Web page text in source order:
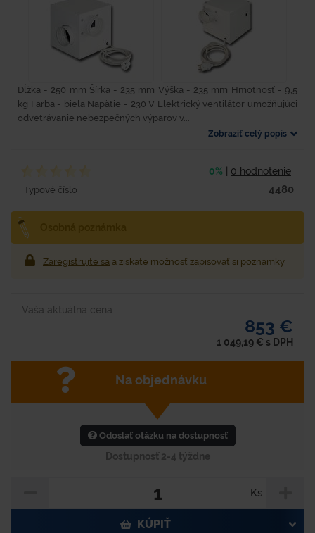
Dĺžka - 250 mm Šírka - 235 mm Výška - 235 mm Hmotnosť - 9,5
kg Farba - biela Napätie - 230 V Elektrický ventilátor umožňujúci
odvetrávanie nebezpečných výparov v...
Zobraziť celý popis
0% 0 hodnotenie
Typové číslo 4480
Zaregistrujte sa a získate možnosť zapisovať si poznámky
Vaša aktuálna cena
853 €
1 049,19 € s DPH
Na objednávku
Odoslať otázku na dostupnosť
Dostupnosť 2-4 týždne
Ks
KÚPIŤ